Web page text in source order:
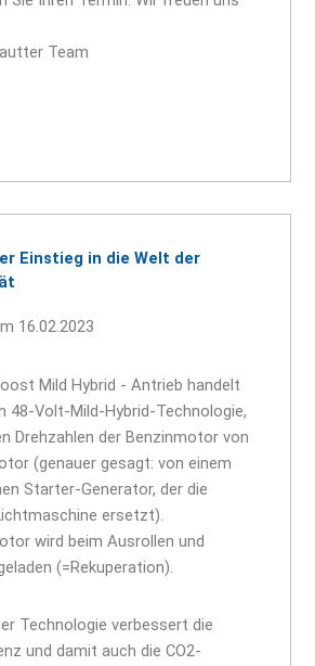
Team
Einstieg in die Welt der
16.02.2023
Mild Hybrid - Antrieb handelt
48-Volt-Mild-Hybrid-Technologie,
Drehzahlen der Benzinmotor von
(genauer gesagt: von einem
Starter-Generator, der die
ersetzt).
wird beim Ausrollen und
(=Rekuperation).
Technologie verbessert die
und damit auch die CO2-